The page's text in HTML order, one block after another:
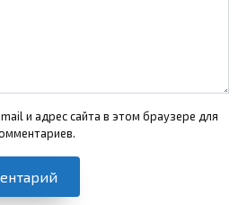
и адрес сайта в этом браузере для